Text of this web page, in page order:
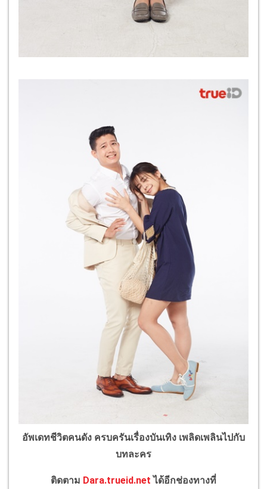
อัพเดทชีวิตคนดัง ครบครันเรื่องบันเทิง เพลิดเพลินไปกับ
บทละคร
ติดตาม Dara.trueid.net ได้อีกช่องทางที่